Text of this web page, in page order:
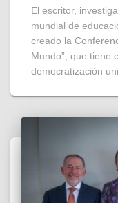
El escritor,
mundial de
creado la
Mundo”, que tiene
democratización